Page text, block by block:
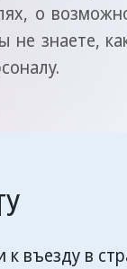
о
не знаете,
въезду в